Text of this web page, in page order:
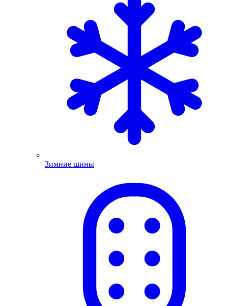
Зимние шины